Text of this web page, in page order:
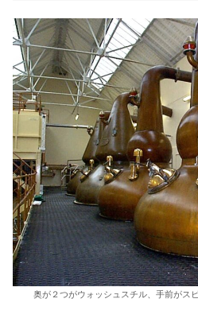
奥が２つがウォッシュスチル、手前がス